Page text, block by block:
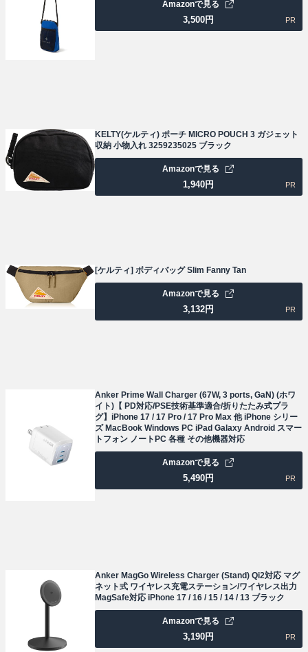
3,500円
Amazonで見る
PR
KELTY(ケルティ) ポーチ MICRO POUCH 3 ガジェット
収納 小物入れ 3259235025 ブラック
1,940円
Amazonで見る
PR
[ケルティ] ボディバッグ Slim Fanny Tan
3,132円
Amazonで見る
PR
Anker Prime Wall Charger (67W, 3 ports, GaN) (ホワ
イト)【 PD対応/PSE技術基準適合/折りたたみ式プラ
グ】iPhone 17 / 17 Pro / 17 Pro Max 他 iPhone シリー
ズ MacBook Windows PC iPad Galaxy Android スマー
トフォン ノートPC 各種 その他機器対応
5,490円
Amazonで見る
PR
Anker MagGo Wireless Charger (Stand) Qi2対応 マグ
ネット式 ワイヤレス充電ステーション/ワイヤレス出力
MagSafe対応 iPhone 17 / 16 / 15 / 14 / 13 ブラック
3,190円
Amazonで見る
PR